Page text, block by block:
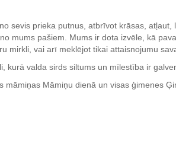
sevis prieka putnus, atbrīvot krāsas,
mums pašiem. Mums ir dota izvēle, kā
mirkli, vai arī meklējot tikai attaisnojumu
kurā valda sirds siltums un mīlestība ir
māmiņas Māmiņu dienā un visas ģimenes